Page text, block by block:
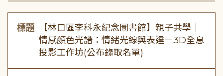
標題
【林口區李科永紀念圖書館】親子共學｜
情感顏色光譜：情緒光線與表達－3D全息
投影工作坊(公布錄取名單)